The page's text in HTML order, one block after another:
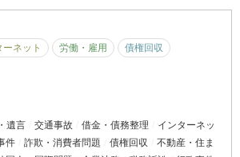
ーネット 労働・雇用
債権回収
遺言 交通事故 借金・債務整理
インターネッ
件 詐欺・消費者問題 債権回収
不動産・住ま